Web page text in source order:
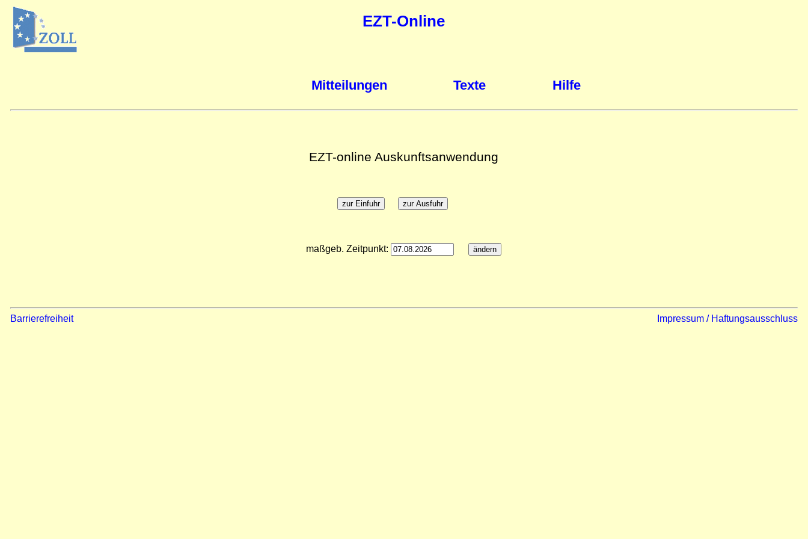
EZT-Online
Mitteilungen Texte Hilfe
EZT-online Auskunftsanwendung
maßgeb. Zeitpunkt:
Barrierefreiheit Impressum / Haftungsausschluss